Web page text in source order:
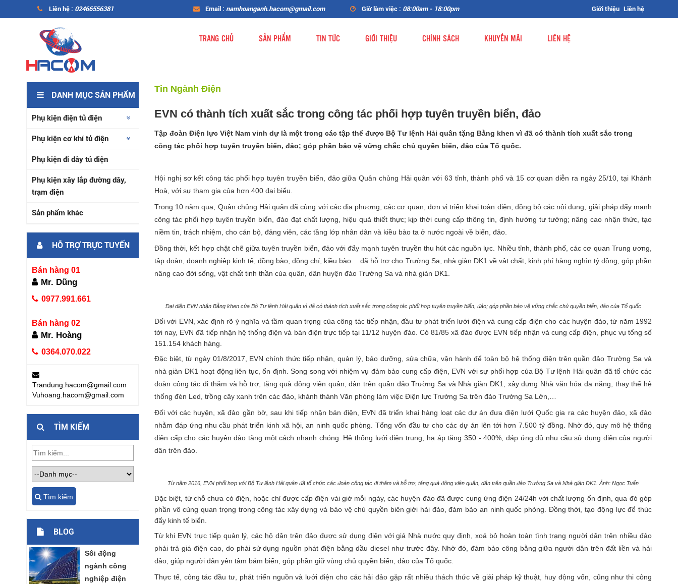
Liên hệ : 02466556381 Email : namhoanganh.hacom@gmail.com Giờ làm việc : 08:00am - 18:00pm Giới thiệu Liên hệ
TRANG CHỦ SẢN PHẨM TIN TỨC GIỚI THIỆU CHÍNH SÁCH KHUYẾN MÃI LIÊN HỆ
DANH MỤC SẢN PHẨM
Phụ kiện điện tủ điện
Phụ kiện cơ khí tủ điện
Phụ kiện đi dây tủ điện
Phụ kiện xây lắp đường dây,
trạm điện
Sản phẩm khác
HỖ TRỢ TRỰC TUYẾN
Bán hàng 01
Mr. Dũng
0977.991.661
Bán hàng 02
Mr. Hoàng
0364.070.022
Trandung.hacom@gmail.com
Vuhoang.hacom@gmail.com
TÌM KIẾM
Tìm kiếm
BLOG
Sôi động
ngành công
nghiệp điện
Tin Ngành Điện
EVN có thành tích xuất sắc trong công tác phối hợp tuyên truyền biển, đảo
Tập đoàn Điện lực Việt Nam vinh dự là một trong các tập thể được Bộ Tư lệnh Hải quân tặng Bằng khen vì đã có thành tích xuất sắc trong
công tác phối hợp tuyên truyền biển, đảo; góp phần bảo vệ vững chắc chủ quyền biển, đảo của Tổ quốc.
Hội nghị sơ kết công tác phối hợp tuyên truyền biển, đảo giữa Quân chủng Hải quân với 63 tỉnh, thành phố và 15 cơ quan diễn ra ngày 25/10, tại Khánh
Hoà, với sự tham gia của hơn 400 đại biểu.
Trong 10 năm qua, Quân chủng Hải quân đã cùng với các địa phương, các cơ quan, đơn vị triển khai toàn diện, đồng bộ các nội dung, giải pháp đẩy mạnh
công tác phối hợp tuyên truyền biển, đảo đạt chất lượng, hiệu quả thiết thực; kịp thời cung cấp thông tin, định hướng tư tưởng; nâng cao nhận thức, tạo
niềm tin, trách nhiệm, cho cán bộ, đảng viên, các tầng lớp nhân dân và kiều bào ta ở nước ngoài về biển, đảo.
Đồng thời, kết hợp chặt chẽ giữa tuyên truyền biển, đảo với đẩy mạnh tuyên truyền thu hút các nguồn lực. Nhiều tỉnh, thành phố, các cơ quan Trung ương,
tập đoàn, doanh nghiệp kinh tế, đồng bào, đồng chí, kiều bào… đã hỗ trợ cho Trường Sa, nhà giàn DK1 về vật chất, kinh phí hàng nghìn tỷ đồng, góp phần
nâng cao đời sống, vật chất tinh thần của quân, dân huyện đảo Trường Sa và nhà giàn DK1.
Đại diện EVN nhận Bằng khen của Bộ Tư lệnh Hải quân vì đã có thành tích xuất sắc trong công tác phối hợp tuyên truyền biển, đảo; góp phần bảo vệ vững chắc chủ quyền biển, đảo của Tổ quốc
Đối với EVN, xác định rõ ý nghĩa và tầm quan trọng của công tác tiếp nhận, đầu tư phát triển lưới điện và cung cấp điện cho các huyện đảo, từ năm 1992
tới nay, EVN đã tiếp nhận hệ thống điện và bán điện trực tiếp tại 11/12 huyện đảo. Có 81/85 xã đảo được EVN tiếp nhận và cung cấp điện, phục vụ tổng số
151.154 khách hàng.
Đặc biệt, từ ngày 01/8/2017, EVN chính thức tiếp nhận, quản lý, bảo dưỡng, sửa chữa, vận hành để toàn bộ hệ thống điện trên quần đảo Trường Sa và
nhà giàn DK1 hoạt động liên tục, ổn định. Song song với nhiệm vụ đảm bảo cung cấp điện, EVN với sự phối hợp của Bộ Tư lệnh Hải quân đã tổ chức các
đoàn công tác đi thăm và hỗ trợ, tặng quà động viên quân, dân trên quần đảo Trường Sa và Nhà giàn DK1, xây dựng Nhà văn hóa đa năng, thay thế hệ
thống đèn Led, trồng cây xanh trên các đảo, khánh thành Văn phòng làm việc Điện lực Trường Sa trên đảo Trường Sa Lớn,…
Đối với các huyện, xã đảo gần bờ, sau khi tiếp nhận bán điện, EVN đã triển khai hàng loạt các dự án đưa điện lưới Quốc gia ra các huyện đảo, xã đảo
nhằm đáp ứng nhu cầu phát triển kinh xã hội, an ninh quốc phòng. Tổng vốn đầu tư cho các dự án lên tới hơn 7.500 tỷ đồng. Nhờ đó, quy mô hệ thống
điện cấp cho các huyện đảo tăng một cách nhanh chóng. Hệ thống lưới điện trung, hạ áp tăng 350 - 400%, đáp ứng đủ nhu cầu sử dụng điện của người
dân trên đảo.
Từ năm 2016, EVN phối hợp với Bộ Tư lệnh Hải quân đã tổ chức các đoàn công tác đi thăm và hỗ trợ, tặng quà động viên quân, dân trên quần đảo Trường Sa và Nhà giàn DK1. Ảnh: Ngọc Tuấn
Đặc biệt, từ chỗ chưa có điện, hoặc chỉ được cấp điện vài giờ mỗi ngày, các huyện đảo đã được cung ứng điện 24/24h với chất lượng ổn định, qua đó góp
phần vô cùng quan trọng trong công tác xây dựng và bảo vệ chủ quyền biên giới hải đảo, đảm bảo an ninh quốc phòng. Đồng thời, tạo động lực để thúc
đẩy kinh tế biển.
Từ khi EVN trực tiếp quản lý, các hộ dân trên đảo được sử dụng điện với giá Nhà nước quy định, xoá bỏ hoàn toàn tình trạng người dân trên nhiều đảo
phải trả giá điện cao, do phải sử dụng nguồn phát điện bằng dầu diesel như trước đây. Nhờ đó, đảm bảo công bằng giữa người dân trên đất liền và hải
đảo, giúp người dân yên tâm bám biển, góp phần giữ vùng chủ quyền biển, đảo của Tổ quốc.
Thực tế, công tác đầu tư, phát triển nguồn và lưới điện cho các hải đảo gặp rất nhiều thách thức về giải pháp kỹ thuật, huy động vốn, cũng như thi công